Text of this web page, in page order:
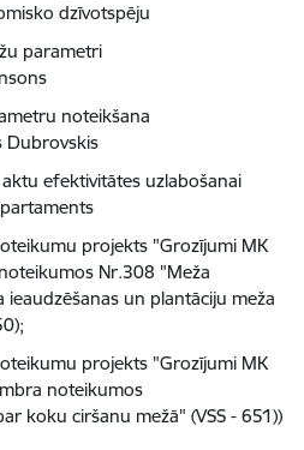
dzīvotspēju
parametri
noteikšana
Dubrovskis
efektivitātes uzlabošanai
projekts "Grozījumi MK
Nr.308 "Meža
ieaudzēšanas un plantāciju meža
projekts "Grozījumi MK
noteikumos
koku ciršanu mežā" (VSS - 651))